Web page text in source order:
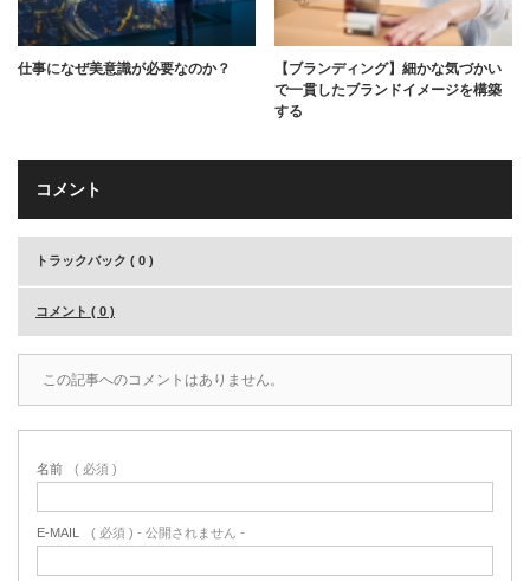
仕事になぜ美意識が必要なのか？
【ブランディング】細かな気づかい
で一貫したブランドイメージを構築
する
コメント
トラックバック ( 0 )
コメント ( 0 )
この記事へのコメントはありません。
名前 ( 必須 )
E-MAIL ( 必須 ) - 公開されません -